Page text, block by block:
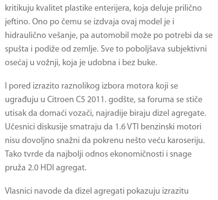
kritikuju kvalitet plastike enterijera, koja deluje prilično
jeftino. Ono po čemu se izdvaja ovaj model je i
hidraulično vešanje, pa automobil može po potrebi da se
spušta i podiže od zemlje. Sve to poboljšava subjektivni
osećaj u vožnji, koja je udobna i bez buke.
I pored izrazito raznolikog izbora motora koji se
ugrađuju u Citroen C5 2011 . godšte, sa foruma se stiče
utisak da domaći vozači, najradije biraju dizel agregate.
Učesnici diskusije smatraju da 1.6 VTI benzinski motori
nisu dovoljno snažni da pokrenu nešto veću karoseriju.
Tako tvrde da najbolji odnos ekonomičnosti i snage
pruža 2.0 HDI agregat.
Vlasnici navode da dizel agregati pokazuju izrazitu